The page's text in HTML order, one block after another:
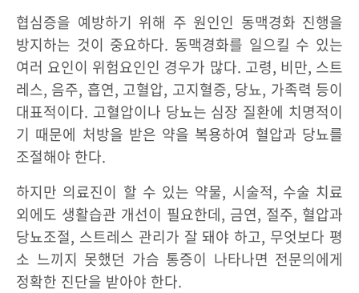
협심증을 예방하기 위해 주 원인인 동맥경화 진행을
방지하는 것이 중요하다. 동맥경화를 일으킬 수 있는
여러 요인이 위험요인인 경우가 많다. 고령, 비만, 스트
레스, 음주, 흡연, 고혈압, 고지혈증, 당뇨, 가족력 등이
대표적이다. 고혈압이나 당뇨는 심장 질환에 치명적이
기 때문에 처방을 받은 약을 복용하여 혈압과 당뇨를
조절해야 한다.
하지만 의료진이 할 수 있는 약물, 시술적, 수술 치료
외에도 생활습관 개선이 필요한데, 금연, 절주, 혈압과
당뇨조절, 스트레스 관리가 잘 돼야 하고, 무엇보다 평
소 느끼지 못했던 가슴 통증이 나타나면 전문의에게
정확한 진단을 받아야 한다.